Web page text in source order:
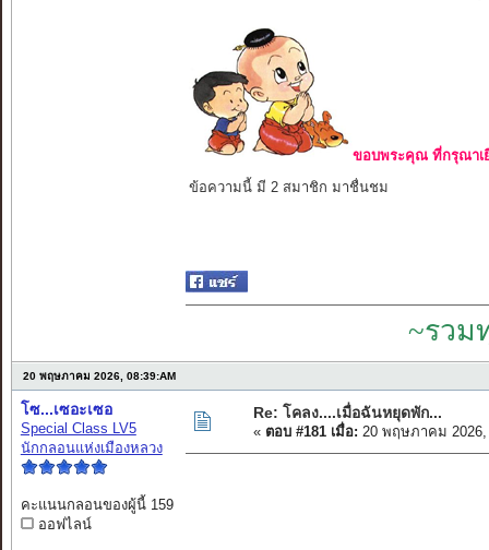
ขอบพระคุณ ที่กรุณาเ
ข้อความนี้ มี 2 สมาชิก มาชื่นชม
~รวม
20 พฤษภาคม 2026, 08:39:AM
โซ...เซอะเซอ
Special Class LV5
นักกลอนแห่งเมืองหลวง
คะแนนกลอนของผู้นี้ 159
ออฟไลน์
Re: โคลง....เมื่อฉันหยุดพัก...
« ตอบ #181 เมื่อ: 20 พฤษภาคม 2026,